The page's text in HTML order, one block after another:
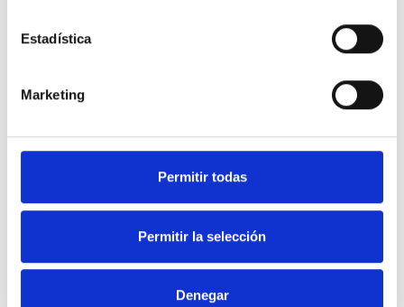
Estadística
Marketing
Permitir todas
Permitir la selección
Denegar
negro en la salud?
Enfermedades respiratorias crónicas como bronquitis, asma
Muertes prematuras en adultos con enfermedades cardíacas y
Muertes prematuras en bebés y niños por infecciones en las vías
¿Cuáles son las principales fuentes de emisiones del